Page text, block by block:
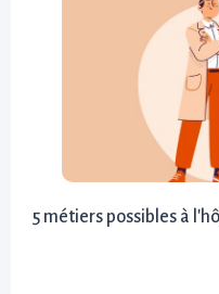
5 métiers possibles à